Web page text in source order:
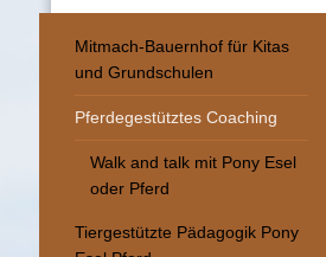
Mitmach-Bauernhof für Kitas
und Grundschulen
Pferdegestütztes Coaching
Walk and talk mit Pony Esel
oder Pferd
Tiergestützte Pädagogik Pony